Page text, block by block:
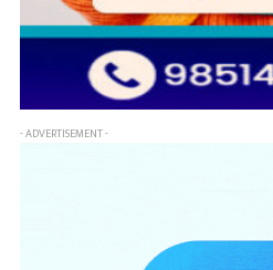
- ADVERTISEMENT -